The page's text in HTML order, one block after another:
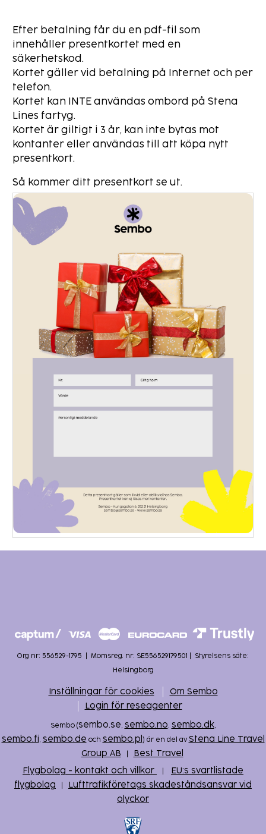
Efter betalning får du en pdf-fil som
innehåller presentkortet med en
säkerhetskod.
Kortet gäller vid betalning på Internet och per
telefon.
Kortet kan INTE användas ombord på Stena
Lines fartyg.
Kortet är giltigt i 3 år, kan inte bytas mot
kontanter eller användas till att köpa nytt
presentkort.
Så kommer ditt presentkort se ut.
Org nr: 556529-1795 Momsreg. nr: SE556529179501 Styrelsens säte:
Helsingborg
Inställningar för cookies
Om Sembo
Login för reseagenter
Sembo (sembo.se sembo.no sembo.dk,
sembo.fi sembo.de och sembo.pl ) är en del avStena Line Travel
Group AB
Best Travel
Flygbolag - kontakt och villkor
EU:s svartlistade
flygbolag
Lufttrafikföretags skadeståndsansvar vid
olyckor